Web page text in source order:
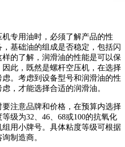
专用油时，必须了解产品的性
基础油的组成是否稳定，包括闪
的了解，润滑油的性能是可以保
此，既然是螺杆空压机，在选择
。考虑到设备型号和润滑油的性
，才能选择合适的润滑油。
注意品牌和价格，在预算内选择
级为32、46、68或100的抗氧化
用小牌号。具体粘度等级可根据
制造商。